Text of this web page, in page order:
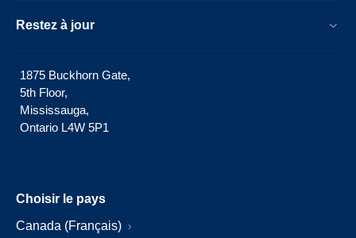
Restez à jour
1875 Buckhorn Gate,
5th Floor,
Mississauga,
Ontario L4W 5P1
Choisir le pays
Canada (Français)